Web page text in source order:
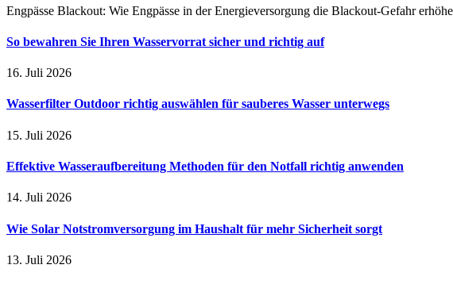
Engpässe Blackout: Wie Engpässe in der Energieversorgung die Blackout-Gefahr
So bewahren Sie Ihren Wasservorrat sicher und richtig auf
16. Juli 2026
Wasserfilter Outdoor richtig auswählen für sauberes Wasser unterwegs
15. Juli 2026
Effektive Wasseraufbereitung Methoden für den Notfall richtig anwenden
14. Juli 2026
Wie Solar Notstromversorgung im Haushalt für mehr Sicherheit sorgt
13. Juli 2026